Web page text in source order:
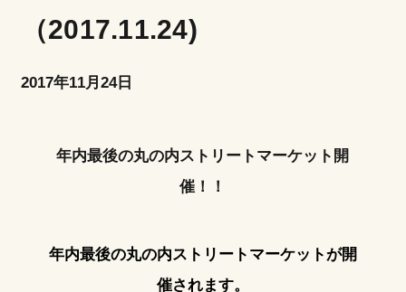
（2017.11.24)
2017年11月24日
年内最後の丸の内ストリートマーケット開
催！！
年内最後の丸の内ストリートマーケットが開
催されます。